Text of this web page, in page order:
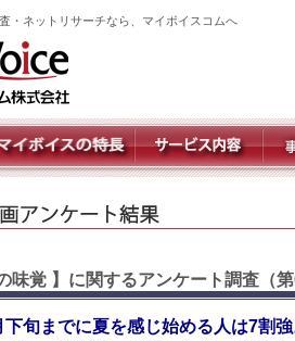
・ネットリサーチなら、マイボイスコムへ
味覚 】に関するアンケート調査（
下旬までに夏を感じ始める人は7割